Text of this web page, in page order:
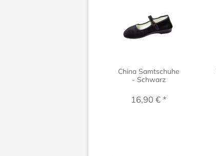
China Samtschuhe
- Schwarz
16,90 € *